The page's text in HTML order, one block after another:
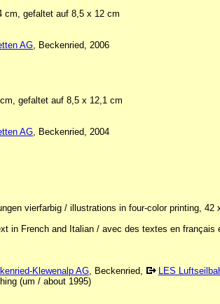
cm, gefaltet auf 8,5 x 12 cm
AG, Beckenried, 2006
gefaltet auf 8,5 x 12,1 cm
AG, Beckenried, 2004
vierfarbig / illustrations in four-color printing,
in French and Italian / avec des textes en
Klewenalp AG, Beckenried,
LES
(um / about 1995)